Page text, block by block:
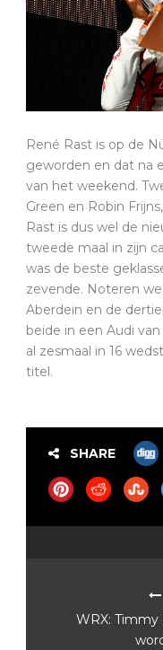
René Rast is op de
geworden en dat na
van het weekend.
Green en Robin
Rast is dus wel de
tweede maal in zijn
was de beste
zevende. Noteren
Aberdein en de
beide in een Audi
al zesmaal in 16
titel.
SHARE
WRX: